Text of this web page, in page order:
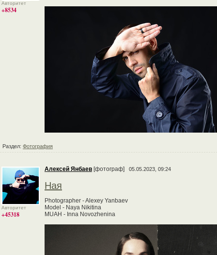
Авторитет
+8534
Раздел: Фотография
Авторитет
+45318
Алексей Янбаев [фотограф] 05.05.2023, 09:24
Ная
Photographer - Alexey Yanbaev
Model - Naya Nikitina
MUAH - Inna Novozhenina